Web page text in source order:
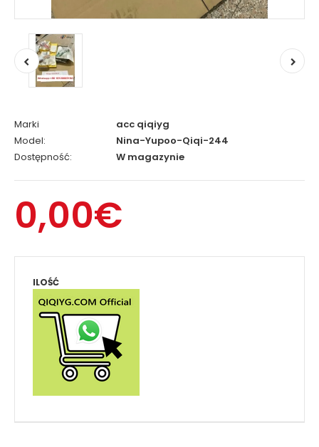
Marki
acc qiqiyg
Model:
Nina-Yupoo-Qiqi-244
Dostępność:
W magazynie
0,00€
ILOŚĆ